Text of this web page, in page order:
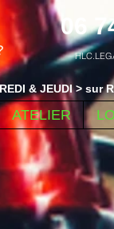
06
& JEUDI >
ATELIER